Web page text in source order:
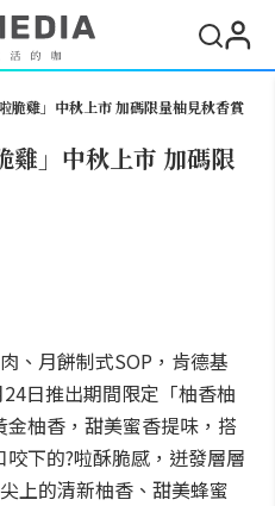
脆雞」中秋上市 加碼限量柚見秋香賞
雞」中秋上市 加碼限
、月餅制式SOP，肯德基
日推出期間限定「柚香柚
柚香，甜美蜜香提味，搭
下的?啦酥脆感，迸發層層
上的清新柚香、甜美蜂蜜